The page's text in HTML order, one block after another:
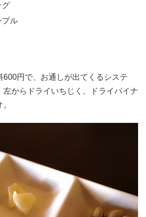
グ
プル
600円で、お通しが出てくるシステ
左からドライいちじく、ドライパイナ